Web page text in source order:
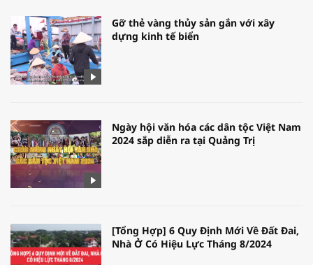
Gỡ thẻ vàng thủy sản gắn với xây
dựng kinh tế biển
Ngày hội văn hóa các dân tộc Việt Nam
2024 sắp diễn ra tại Quảng Trị
[Tổng Hợp] 6 Quy Định Mới Về Đất Đai,
Nhà Ở Có Hiệu Lực Tháng 8/2024